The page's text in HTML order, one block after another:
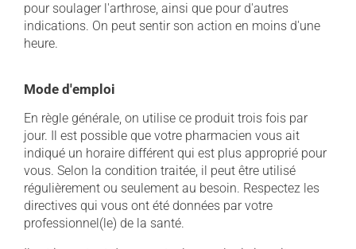
pour soulager l'arthrose, ainsi que pour d'autres
indications. On peut sentir son action en moins d'une
heure.
Mode d'emploi
En règle générale, on utilise ce produit trois fois par
jour. Il est possible que votre pharmacien vous ait
indiqué un horaire différent qui est plus approprié pour
vous. Selon la condition traitée, il peut être utilisé
régulièrement ou seulement au besoin. Respectez les
directives qui vous ont été données par votre
professionnel(le) de la santé.